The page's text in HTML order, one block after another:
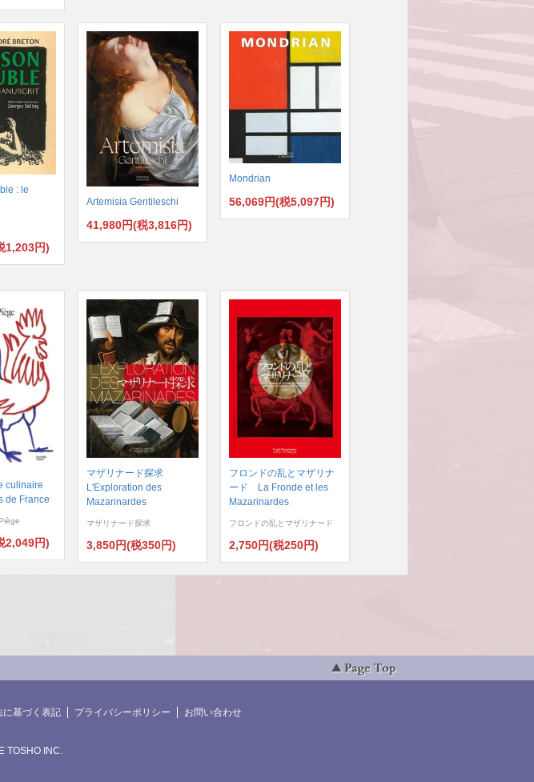
: le
1,203円)
Artemisia Gentileschi
41,980円(税3,816円)
Mondrian
56,069円(税5,097円)
culinaire
de France
2,049円)
マザリナード探求
L'Exploration des
Mazarinardes
マザリナード探求
3,850円(税350円)
フロンドの乱とマザリナ
ード La Fronde et les
Mazarinardes
フロンドの乱とマザリナード
2,750円(税250円)
に基づく表記 プライバシーポリシー お問い合わせ
TOSHO INC.